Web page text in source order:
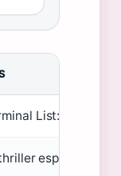
List: Dark Wolf
espionnage